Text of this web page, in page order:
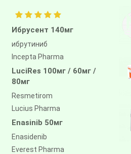
Ибрусент 140мг
ибрутиниб
Incepta Pharma
LuciRes 100мг / 60мг /
80мг
Resmetirom
Lucius Pharma
Enasinib 50мг
Enasidenib
Everest Pharma